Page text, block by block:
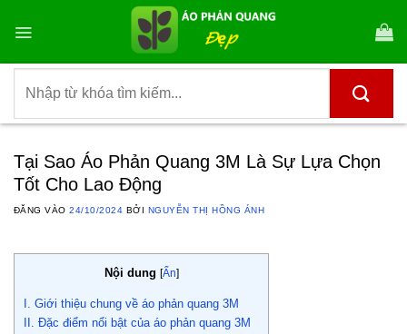
qua
dung
kiếm:
Tại Sao Áo Phản Quang 3M Là Sự Lựa Chọn
Tốt Cho Lao Động
ĐĂNG VÀO24/10/2024 BỞI NGUYỄN THỊ HỒNG ÁNH
Nội dung [Ẩn]
I. Giới thiệu chung về áo phản quang 3M
II. Đặc điểm nổi bật của áo phản quang 3M